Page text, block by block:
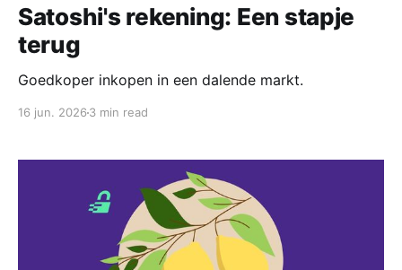
Satoshi's rekening: Een stapje
terug
Goedkoper inkopen in een dalende markt.
16 jun. 2026 3 min read